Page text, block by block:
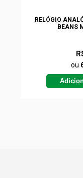
RELÓGIO
BEANS
ou